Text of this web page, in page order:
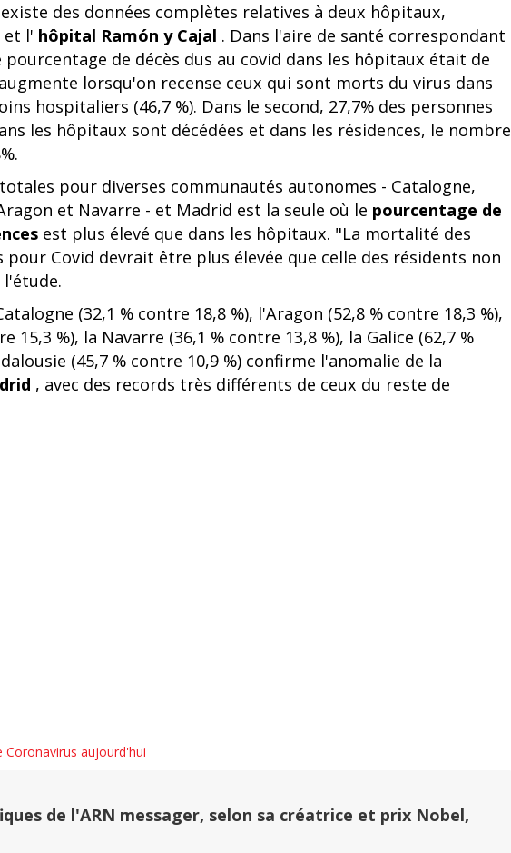
des données complètes relatives à deux hôpitaux,
et l' hôpital Ramón y Cajal . Dans l'aire de santé correspondant
de décès dus au covid dans les hôpitaux était de
lorsqu'on recense ceux qui sont morts du virus dans
hospitaliers (46,7 %). Dans le second, 27,7% des personnes
les hôpitaux sont décédées et dans les résidences, le nombre
pour diverses communautés autonomes - Catalogne,
et Navarre - et Madrid est la seule où le pourcentage de
est plus élevé que dans les hôpitaux. "La mortalité des
Covid devrait être plus élevée que celle des résidents non
(32,1 % contre 18,8 %), l'Aragon (52,8 % contre 18,3 %),
15,3 %), la Navarre (36,1 % contre 13,8 %), la Galice (62,7 %
(45,7 % contre 10,9 %) confirme l'anomalie de la
, avec des records très différents de ceux du reste de
Coronavirus aujourd'hui
de l'ARN messager, selon sa créatrice et prix Nobel,